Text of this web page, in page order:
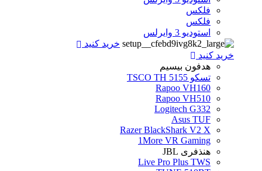
فلکس
فلکس
استودیو 3 وایرلس
خرید کنید
خرید کنید
هدفون بیسیم
تسکو TSCO TH 5155
Rapoo VH160
Rapoo VH510
Logitech G332
Asus TUF
Razer BlackShark V2 X
1More VR Gaming
هنذفری JBL
Live Pro Plus TWS